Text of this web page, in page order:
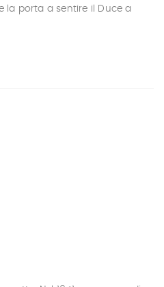
la porta a sentire il Duce a